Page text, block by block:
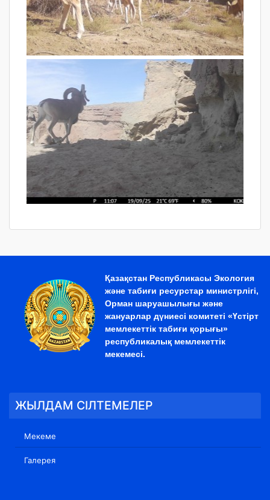
Қазақстан Республикасы Экология
және табиғи ресурстар министрлігі,
Орман шаруашылығы және
жануарлар дүниесі комитеті «Үстірт
мемлекеттік табиғи қорығы»
республикалық мемлекеттік
мекемесі.
ЖЫЛДАМ СІЛТЕМЕЛЕР
Мекеме
Галерея